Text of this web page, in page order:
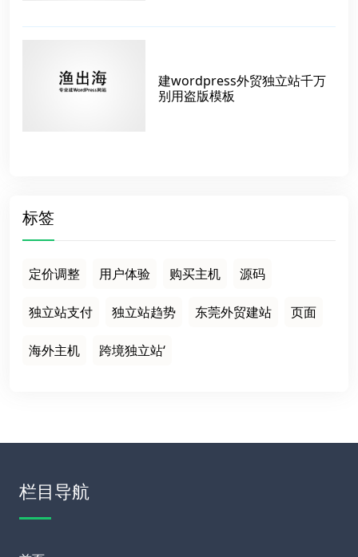
建wordpress外贸独立站千万
别用盗版模板
标签
定价调整 用户体验 购买主机 源码
独立站支付 独立站趋势 东莞外贸建站 页面
海外主机 跨境独立站‘
栏目导航